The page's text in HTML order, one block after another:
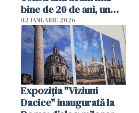
bine de 20 de ani, un
edificiu unic în Franţa
02 IANUARIE 2026
Expoziția "Viziuni
Dacice" inaugurată la